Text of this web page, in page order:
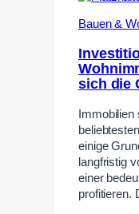
Bauen &
sich die
einige
langfristig
einer
profitieren.